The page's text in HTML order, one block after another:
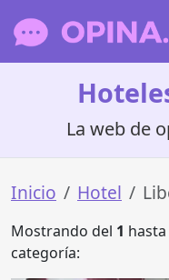
La web de
Inicio Hotel
Mostrando del 1 hasta
categoría: